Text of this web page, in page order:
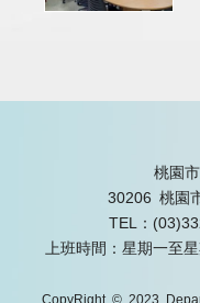
桃園
30206 桃園
TEL：
上班時間：星期一至
CopyRight © 2023